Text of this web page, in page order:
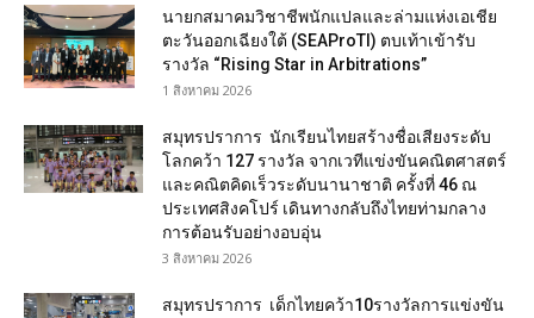
นายกสมาคมวิชาชีพนักแปลและล่ามแห่งเอเชีย
ตะวันออกเฉียงใต้ (SEAProTI) ตบเท้าเข้ารับ
รางวัล “Rising Star in Arbitrations”
1 สิงหาคม 2026
สมุทรปราการ นักเรียนไทยสร้างชื่อเสียงระดับ
โลกคว้า 127 รางวัล จากเวทีแข่งขันคณิตศาสตร์
และคณิตคิดเร็วระดับนานาชาติ ครั้งที่ 46 ณ
ประเทศสิงคโปร์ เดินทางกลับถึงไทยท่ามกลาง
การต้อนรับอย่างอบอุ่น
3 สิงหาคม 2026
สมุทรปราการ เด็กไทยคว้า10รางวัลการแข่งขัน